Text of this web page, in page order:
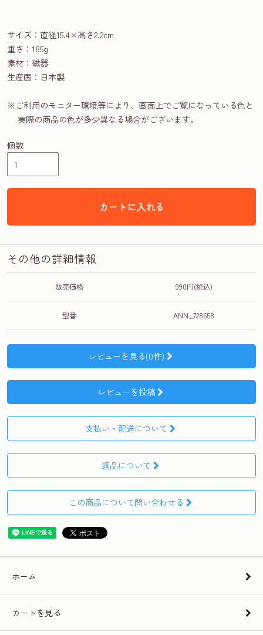
サイズ：直径15.4×高さ2.2cm
重さ：185g
素材：磁器
生産国：日本製
※ご利用のモニター環境等により、画面上でご覧になっている色と
実際の商品の色が多少異なる場合がございます。
個数
カートに入れる
その他の詳細情報
販売価格 990円(税込)
型番 ANN_728658
レビューを見る(0件)
レビューを投稿
支払い・配送について
返品について
この商品について問い合わせる
ホーム
カートを見る